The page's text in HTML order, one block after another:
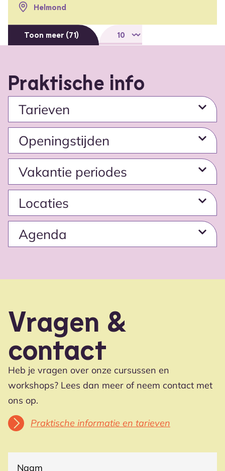
Helmond
Toon meer (71)
Praktische info
Tarieven
Openingstĳden
Vakantie periodes
Locaties
Agenda
Vragen &
contact
Heb je vragen over onze cursussen en
workshops? Lees dan meer of neem contact met
ons op.
Praktische informatie en tarieven